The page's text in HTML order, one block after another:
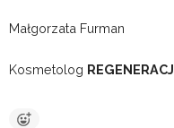
Małgorzata Furman
Kosmetolog